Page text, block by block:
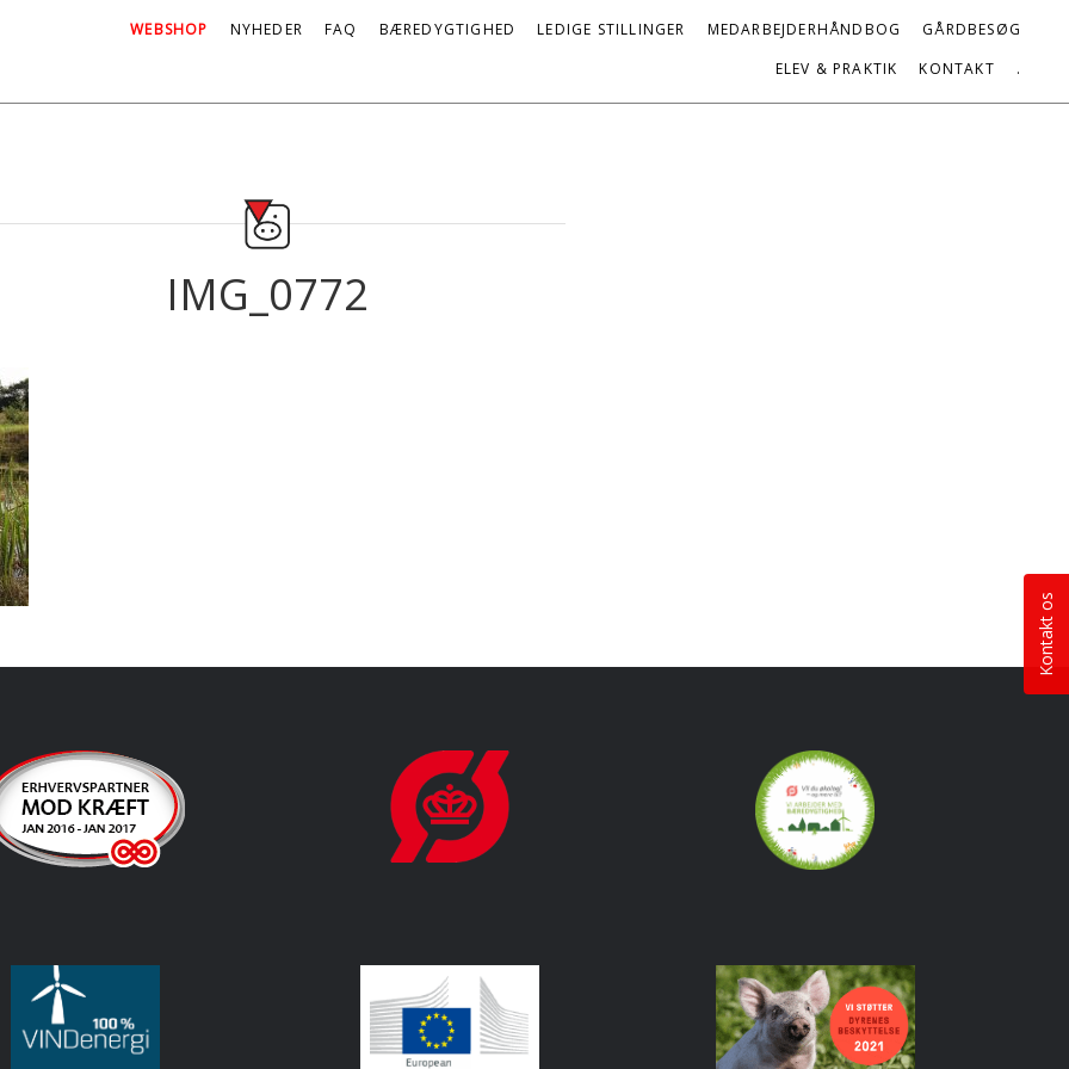
WEBSHOP NYHEDER FAQ BÆREDYGTIGHED LEDIGE STILLINGER MEDARBEJDERHÅNDBOG
GÅRDBESØG
ELEV & PRAKTIK
KONTAKT .
IMG_0772
Kontakt os